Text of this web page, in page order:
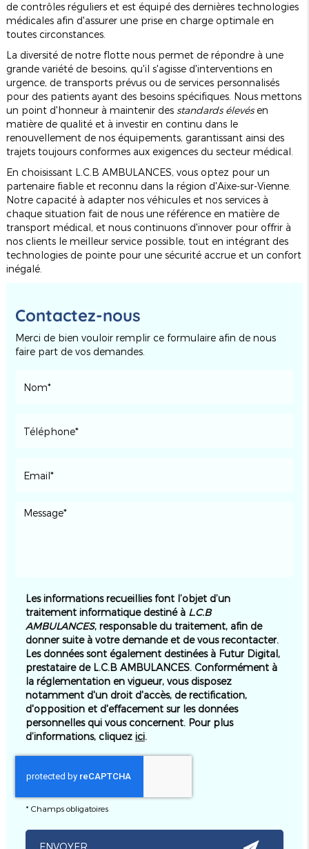
de contrôles réguliers et est équipé des dernières technologies
médicales afin d'assurer une prise en charge optimale en
toutes circonstances.
La diversité de notre flotte nous permet de répondre à une
grande variété de besoins, qu'il s'agisse d'interventions en
urgence, de transports prévus ou de services personnalisés
pour des patients ayant des besoins spécifiques. Nous mettons
un point d'honneur à maintenir des standards élevésen
matière de qualité et à investir en continu dans le
renouvellement de nos équipements, garantissant ainsi des
trajets toujours conformes aux exigences du secteur médical.
En choisissant L.C.B AMBULANCES, vous optez pour un
partenaire fiable et reconnu dans la région d'Aixe-sur-Vienne.
Notre capacité à adapter nos véhicules et nos services à
chaque situation fait de nous une référence en matière de
transport médical, et nous continuons d'innover pour offrir à
nos clients le meilleur service possible, tout en intégrant des
technologies de pointe pour une sécurité accrue et un confort
inégalé.
Contactez-nous
Merci de bien vouloir remplir ce formulaire afin de nous
faire part de vos demandes.
Les informations recueillies font l’objet d’un
traitement informatique destiné àL.C.B
AMBULANCES, responsable du traitement, afin de
donner suite à votre demande et de vous recontacter.
Les données sont également destinées à Futur Digital,
prestataire de L.C.B AMBULANCES. Conformément à
la réglementation en vigueur, vous disposez
notamment d'un droit d'accès, de rectification,
d'opposition et d'effacement sur les données
personnelles qui vous concernent. Pour plus
d’informations, cliquez ici.
* Champs obligatoires